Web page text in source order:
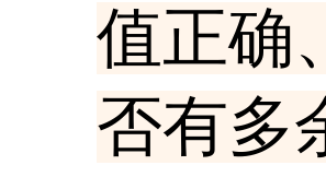
值正确
否有多